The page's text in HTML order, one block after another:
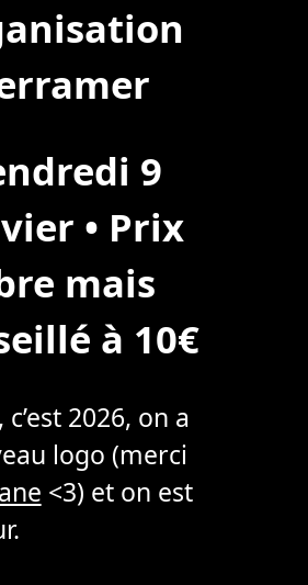
9
• Prix
mais
à 10€
c’est 2026, on a
logo (merci
<3) et on est